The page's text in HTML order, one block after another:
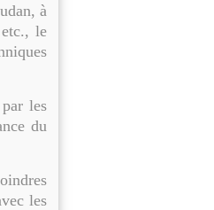
à
le
les
du
les